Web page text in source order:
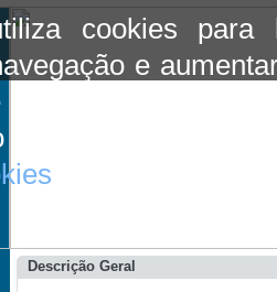
cookies para
e
basta
consulte a
Descrição Geral